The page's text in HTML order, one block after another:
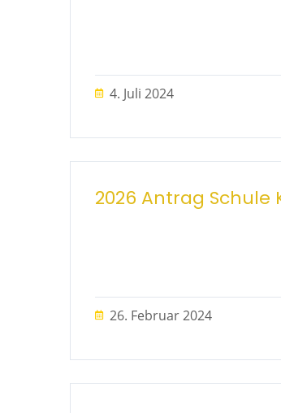
4. Juli 2024
2026 Antrag Schule
26. Februar 2024